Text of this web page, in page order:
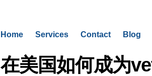
Home Services Contact Blog
在美国如何成为